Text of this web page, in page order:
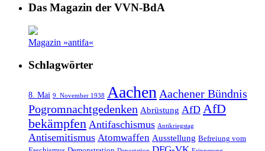
Das Magazin der VVN-BdA
Magazin »antifa«
Schlagwörter
8. Mai 9. November 1938 Aachen Aachener Bündnis
Pogromnachtgedenken Abrüstung AfD AfD
bekämpfen Antifaschismus Antikriegstag
Antisemitismus Atomwaffen Ausstellung Befreiung vom